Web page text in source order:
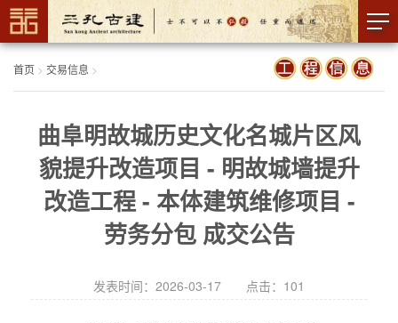
首页 > 交易信息 >
曲阜明故城历史文化名城片区风
貌提升改造项目 - 明故城墙提升
改造工程 - 本体建筑维修项目 -
劳务分包 成交公告
发表时间：2026-03-17 点击： 101